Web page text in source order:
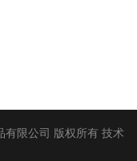
有限公司 版权所有 技术